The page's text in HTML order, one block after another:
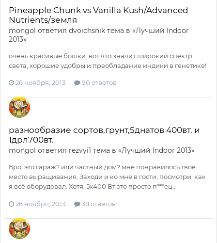
Pineapple Chunk vs Vanilla Kush/Advanced
Nutrients/земля
mongol ответил dvoichsnik тема в «Лучший Indoor
2013»
очень красивые бошки. вот что значит широкий спектр
света, хорошие удобры и преобладание индики в генетике!
26 ноября, 2013 90 ответов
разнообразие сортов,грунт,5днатов 400вт. и
1дрл700вт.
mongol ответил rezvyi1 тема в «Лучший Indoor 2013»
Бро, это гараж? или частный дом? мне понравилось твоё
место выращивания. Заходи и ко мне в гости, посмотри, как
я всё оборудовал. Хотя, 5х400 Вт это просто п***ец...
26 ноября, 2013 38 ответов